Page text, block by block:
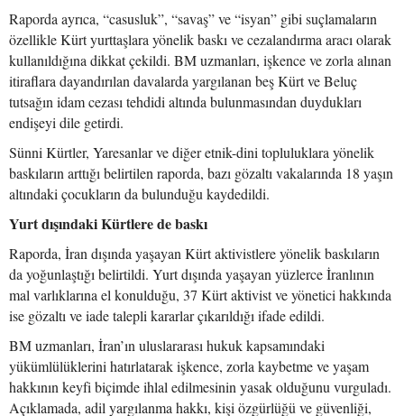
Raporda ayrıca, “casusluk”, “savaş” ve “isyan” gibi suçlamaların
özellikle Kürt yurttaşlara yönelik baskı ve cezalandırma aracı olarak
kullanıldığına dikkat çekildi. BM uzmanları, işkence ve zorla alınan
itiraflara dayandırılan davalarda yargılanan beş Kürt ve Beluç
tutsağın idam cezası tehdidi altında bulunmasından duydukları
endişeyi dile getirdi.
Sünni Kürtler, Yaresanlar ve diğer etnik-dini topluluklara yönelik
baskıların arttığı belirtilen raporda, bazı gözaltı vakalarında 18 yaşın
altındaki çocukların da bulunduğu kaydedildi.
Yurt dışındaki Kürtlere de baskı
Raporda, İran dışında yaşayan Kürt aktivistlere yönelik baskıların
da yoğunlaştığı belirtildi. Yurt dışında yaşayan yüzlerce İranlının
mal varlıklarına el konulduğu, 37 Kürt aktivist ve yönetici hakkında
ise gözaltı ve iade talepli kararlar çıkarıldığı ifade edildi.
BM uzmanları, İran’ın uluslararası hukuk kapsamındaki
yükümlülüklerini hatırlatarak işkence, zorla kaybetme ve yaşam
hakkının keyfi biçimde ihlal edilmesinin yasak olduğunu vurguladı.
Açıklamada, adil yargılanma hakkı, kişi özgürlüğü ve güvenliği,